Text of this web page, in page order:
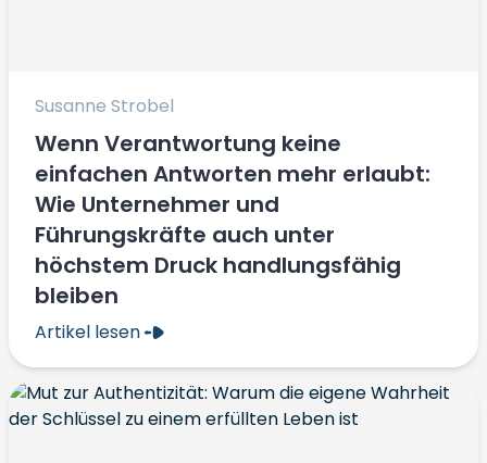
Susanne Strobel
Wenn Verantwortung keine
einfachen Antworten mehr erlaubt:
Wie Unternehmer und
Führungskräfte auch unter
höchstem Druck handlungsfähig
bleiben
Artikel lesen